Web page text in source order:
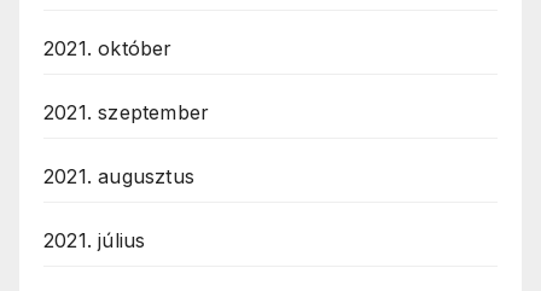
2021. október
2021. szeptember
2021. augusztus
2021. július